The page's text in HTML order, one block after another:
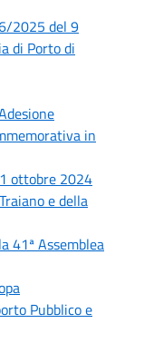
2025 del 9
di Porto di
in
ottobre 2024
e della
41ª Assemblea
Pubblico e